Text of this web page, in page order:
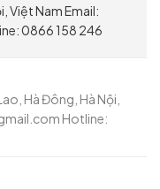
Việt Nam Email:
0866 158 246
Hà Đông, Hà Nội,
Hotline: